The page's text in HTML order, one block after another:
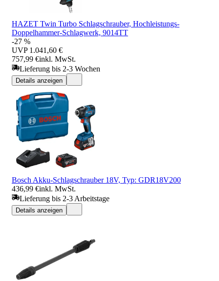
HAZET Twin Turbo Schlagschrauber, Hochleistungs-
Doppelhammer-Schlagwerk, 9014TT
-27 %
UVP 1.041,60 €
757,99 €inkl. MwSt.
Lieferung bis 2-3 Wochen
Details anzeigen
Bosch Akku-Schlagschrauber 18V, Typ: GDR18V200
436,99 €inkl. MwSt.
Lieferung bis 2-3 Arbeitstage
Details anzeigen